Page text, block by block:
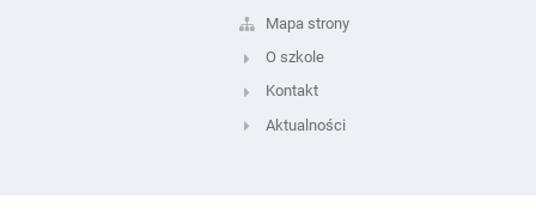
Mapa strony
O szkole
Kontakt
Aktualności